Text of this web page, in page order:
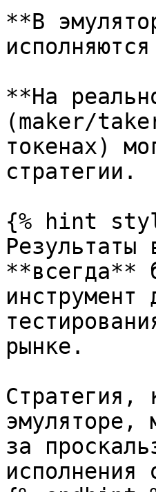
**В
**На
(maker/
токенах)
стратегии.
{% hint
**всегда**
инструмент
рынке.
Стратегия,
эмуляторе,
за
исполнения